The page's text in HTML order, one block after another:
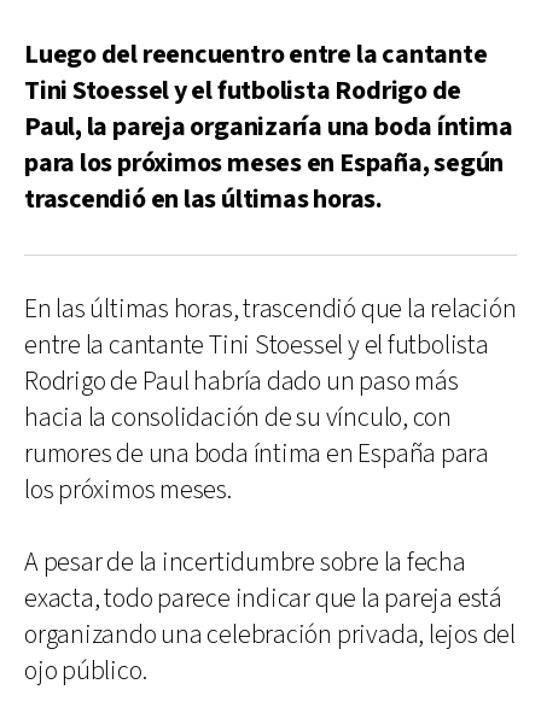
Luego del reencuentro entre la cantante
Tini Stoessel y el futbolista Rodrigo de
Paul, la pareja organizaría una boda íntima
para los próximos meses en España, según
trascendió en las últimas horas.
En las últimas horas, trascendió que la relación
entre la cantante Tini Stoessel y el futbolista
Rodrigo de Paul habría dado un paso más
hacia la consolidación de su vínculo, con
rumores de una boda íntima en España para
los próximos meses.
A pesar de la incertidumbre sobre la fecha
exacta, todo parece indicar que la pareja está
organizando una celebración privada, lejos del
ojo público.